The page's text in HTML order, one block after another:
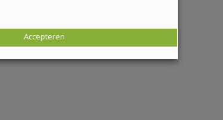
Accepteren